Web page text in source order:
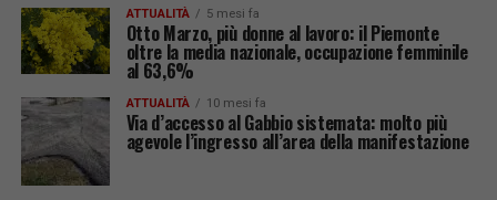
ATTUALITÀ 5 mesi fa
Otto Marzo, più donne al lavoro: il Piemonte
oltre la media nazionale, occupazione femminile
al 63,6%
ATTUALITÀ 10 mesi fa
Via d’accesso al Gabbio sistemata: molto più
agevole l’ingresso all’area della manifestazione